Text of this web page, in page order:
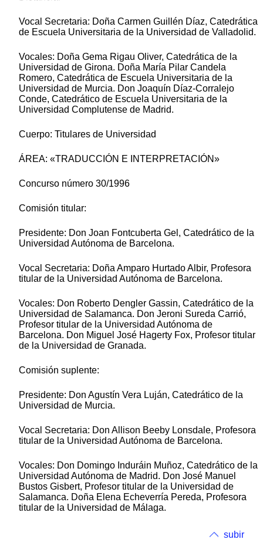
Vocal Secretaria: Doña Carmen Guillén Díaz, Catedrática
de Escuela Universitaria de la Universidad de Valladolid.
Vocales: Doña Gema Rigau Oliver, Catedrática de la
Universidad de Girona. Doña María Pilar Candela
Romero, Catedrática de Escuela Universitaria de la
Universidad de Murcia. Don Joaquín Díaz-Corralejo
Conde, Catedrático de Escuela Universitaria de la
Universidad Complutense de Madrid.
Cuerpo: Titulares de Universidad
ÁREA: «TRADUCCIÓN E INTERPRETACIÓN»
Concurso número 30/1996
Comisión titular:
Presidente: Don Joan Fontcuberta Gel, Catedrático de la
Universidad Autónoma de Barcelona.
Vocal Secretaria: Doña Amparo Hurtado Albir, Profesora
titular de la Universidad Autónoma de Barcelona.
Vocales: Don Roberto Dengler Gassin, Catedrático de la
Universidad de Salamanca. Don Jeroni Sureda Carrió,
Profesor titular de la Universidad Autónoma de
Barcelona. Don Miguel José Hagerty Fox, Profesor titular
de la Universidad de Granada.
Comisión suplente:
Presidente: Don Agustín Vera Luján, Catedrático de la
Universidad de Murcia.
Vocal Secretaria: Don Allison Beeby Lonsdale, Profesora
titular de la Universidad Autónoma de Barcelona.
Vocales: Don Domingo Induráin Muñoz, Catedrático de la
Universidad Autónoma de Madrid. Don José Manuel
Bustos Gisbert, Profesor titular de la Universidad de
Salamanca. Doña Elena Echeverría Pereda, Profesora
titular de la Universidad de Málaga.
subir